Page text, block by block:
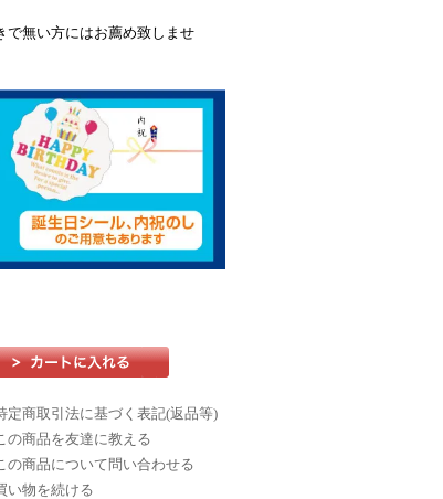
で無い方にはお薦め致しませ
定商取引法に基づく表記(返品等)
の商品を友達に教える
の商品について問い合わせる
い物を続ける